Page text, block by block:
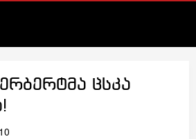
ცსკა